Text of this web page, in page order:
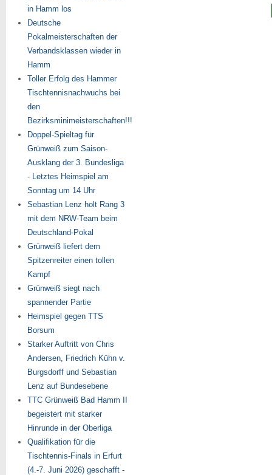
in Hamm los
Deutsche
Pokalmeisterschaften der
Verbandsklassen wieder in
Hamm
Toller Erfolg des Hammer
Tischtennisnachwuchs bei
den
Bezirksminimeisterschaften!!!
Doppel-Spieltag für
Grünweiß zum Saison-
Ausklang der 3. Bundesliga
- Letztes Heimspiel am
Sonntag um 14 Uhr
Sebastian Lenz holt Rang 3
mit dem NRW-Team beim
Deutschland-Pokal
Grünweiß liefert dem
Spitzenreiter einen tollen
Kampf
Grünweiß siegt nach
spannender Partie
Heimspiel gegen TTS
Borsum
Starker Auftritt von Chris
Andersen, Friedrich Kühn v.
Burgsdorff und Sebastian
Lenz auf Bundesebene
TTC Grünweiß Bad Hamm II
begeistert mit starker
Hinrunde in der Oberliga
Qualifikation für die
Tischtennis-Finals in Erfurt
(4.-7. Juni 2026) geschafft -